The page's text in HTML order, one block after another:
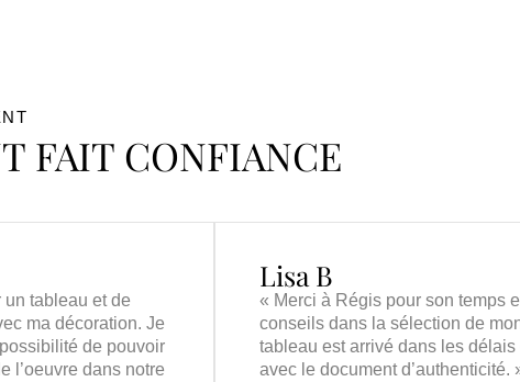
FAIT CONFIANCE
tableau et de
ma décoration. Je
de pouvoir
l’oeuvre dans notre
Lisa B
« Merci à Régis pour son temps
conseils dans la sélection de
tableau est arrivé dans les
avec le document d’authenticité.